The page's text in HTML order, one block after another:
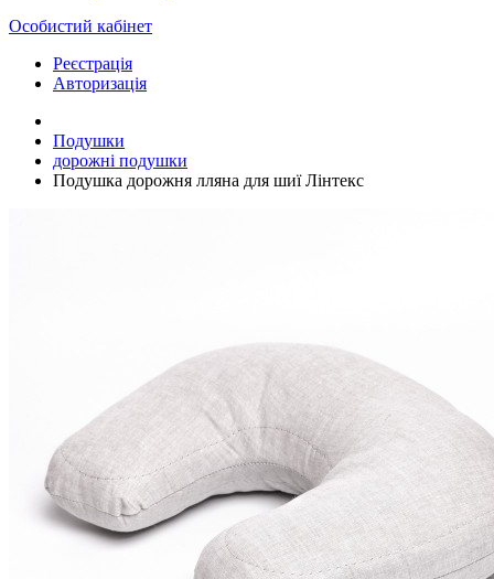
Особистий кабінет
Реєстрація
Авторизація
Подушки
дорожні подушки
Подушка дорожня лляна для шиї Лінтекс